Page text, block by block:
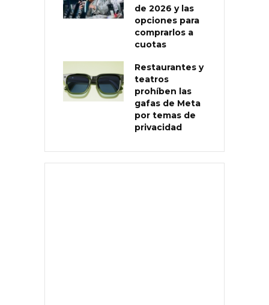
de 2026 y las
opciones para
comprarlos a
cuotas
Restaurantes y
teatros
prohíben las
gafas de Meta
por temas de
privacidad